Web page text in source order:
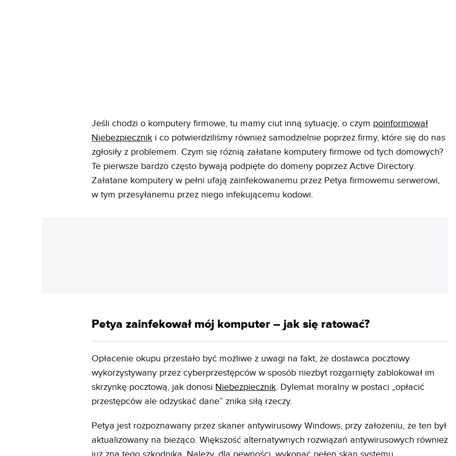
Jeśli chodzi o komputery firmowe, tu mamy ciut inną sytuację, o czym poinformował
Niebezpiecznik i co potwierdziliśmy również samodzielnie poprzez firmy, które się do nas
zgłosiły z problemem. Czym się różnią załatane komputery firmowe od tych domowych?
Te pierwsze bardzo często bywają podpięte do domeny poprzez Active Directory.
Załatane komputery w pełni ufają zainfekowanemu przez Petya firmowemu serwerowi,
w tym przesyłanemu przez niego infekującemu kodowi.
Petya zainfekował mój komputer – jak się ratować?
Opłacenie okupu przestało być możliwe z uwagi na fakt, że dostawca pocztowy
wykorzystywany przez cyberprzestępców w sposób niezbyt rozgarnięty zablokował im
skrzynkę pocztową, jak donosi Niebezpiecznik. Dylemat moralny w postaci „opłacić
przestępców ale odzyskać dane” znika siłą rzeczy.
Petya jest rozpoznawany przez skaner antywirusowy Windows, przy założeniu, że ten był
aktualizowany na bieżąco. Większość alternatywnych rozwiązań antywirusowych również